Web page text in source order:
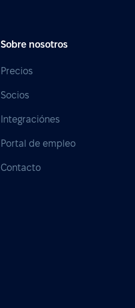
Sobre nosotros
Precios
Socios
Integraciónes
Portal de empleo
Contacto